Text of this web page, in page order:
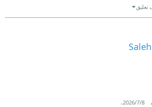
8‏/7‏/2026
.